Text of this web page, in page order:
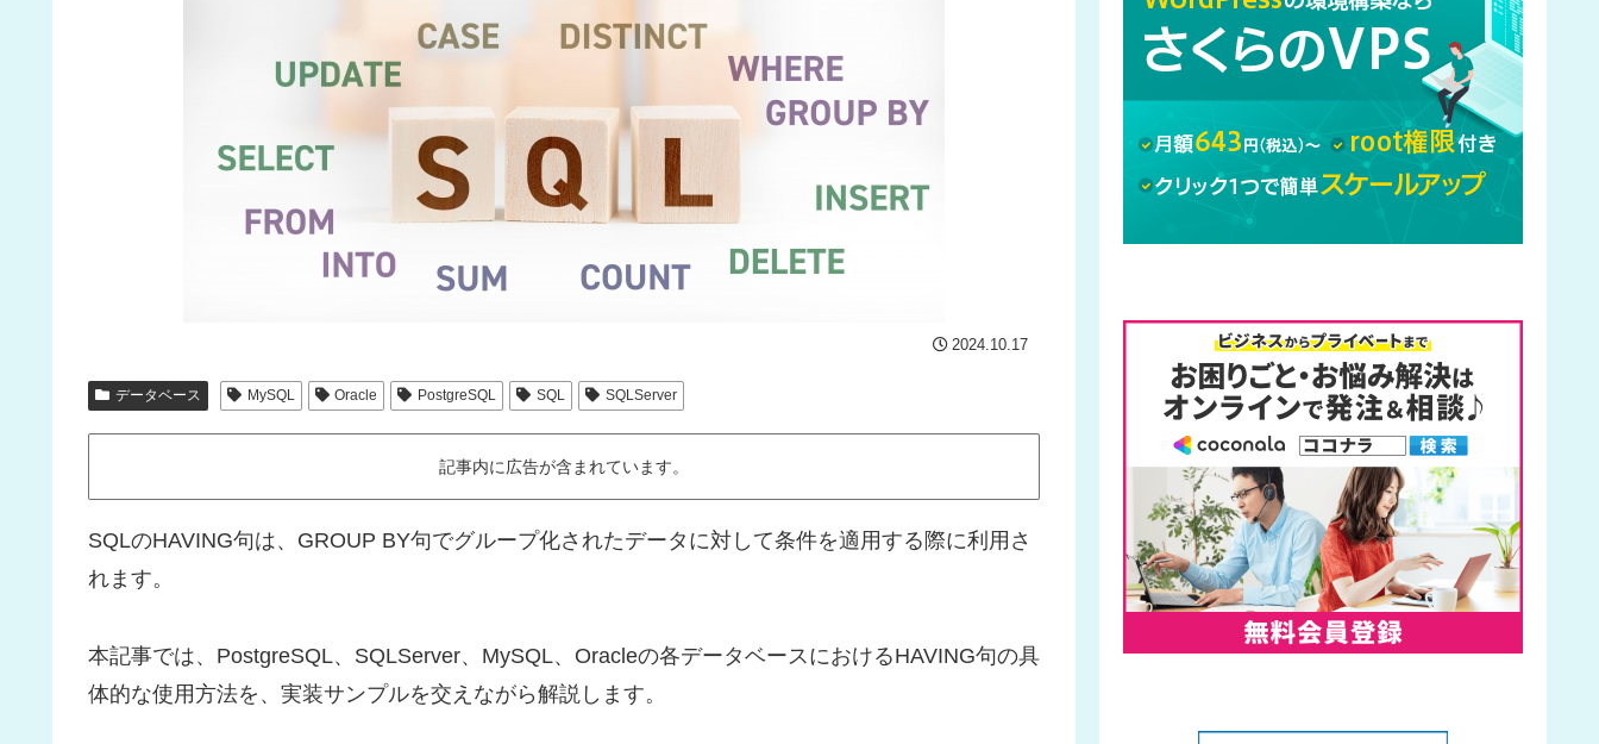
2024.10.17
データベース MySQL Oracle PostgreSQL SQL SQLServer
記事内に広告が含まれています。
SQLのHAVING句は、GROUP BY句でグループ化されたデータに対して条件を適用する際に利用さ
れます。
本記事では、PostgreSQL、SQLServer、MySQL、Oracleの各データベースにおけるHAVING句の具
体的な使用方法を、実装サンプルを交えながら解説します。